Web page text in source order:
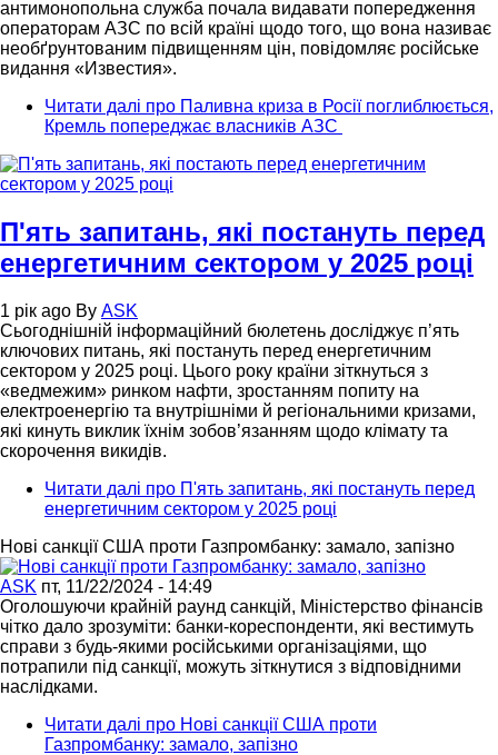
антимонопольна служба почала видавати попередження
операторам АЗС по всій країні щодо того, що вона називає
необґрунтованим підвищенням цін, повідомляє російське
видання «Известия».
Читати далі про Паливна криза в Росії поглиблюється,
Кремль попереджає власників АЗС
П'ять запитань, які постануть перед
енергетичним сектором у 2025 році
1 рік ago By ASK
Сьогоднішній інформаційний бюлетень досліджує п’ять
ключових питань, які постануть перед енергетичним
сектором у 2025 році. Цього року країни зіткнуться з
«ведмежим» ринком нафти, зростанням попиту на
електроенергію та внутрішніми й регіональними кризами,
які кинуть виклик їхнім зобов’язанням щодо клімату та
скорочення викидів.
Читати далі про П'ять запитань, які постануть перед
енергетичним сектором у 2025 році
Нові санкції США проти Газпромбанку: замало, запізно
ASK пт, 11/22/2024 - 14:49
Оголошуючи крайній раунд санкцій, Міністерство фінансів
чітко дало зрозуміти: банки-кореспонденти, які вестимуть
справи з будь-якими російськими організаціями, що
потрапили під санкції, можуть зіткнутися з відповідними
наслідками.
Читати далі про Нові санкції США проти
Газпромбанку: замало, запізно